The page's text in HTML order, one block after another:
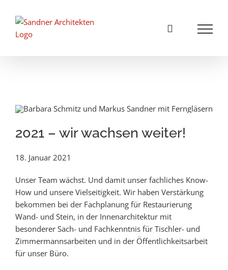
Inhalt
springen
2021 – wir wachsen weiter!
18. Januar 2021
Unser Team wächst. Und damit unser fachliches Know-
How und unsere Vielseitigkeit. Wir haben Verstärkung
bekommen bei der Fachplanung für Restaurierung
Wand- und Stein, in der Innenarchitektur mit
besonderer Sach- und Fachkenntnis für Tischler- und
Zimmermannsarbeiten und in der Öffentlichkeitsarbeit
für unser Büro.